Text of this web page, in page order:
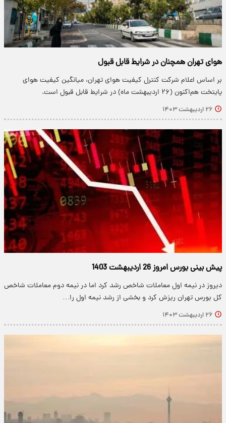
هوای تهران همچنان در شرایط قابل قبول
بر اساس اعلام شرکت کنترل کیفیت هوای تهران، میانگین کیفیت هوای
پایتخت هم‌اکنون (۲۶ اردیبهشت ماه) در شرایط قابل قبول است.
۲۶ اردیبهشت ۱۴۰۳
پیش بینی بورس امروز 26 اردیبهشت 1403
دیروز در نیمه اول معاملات شاخص رشد کرد اما در نیمه دوم معاملات شاخص
کل بورس تهران ریزش کرد و بخشی از رشد نیمه اول را…
۲۶ اردیبهشت ۱۴۰۳